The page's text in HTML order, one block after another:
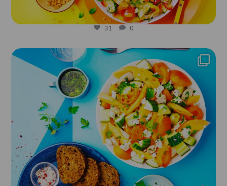
31 0
lesfruitsetlegumesfrais
Juil 28